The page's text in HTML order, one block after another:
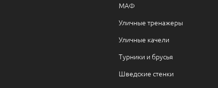
МАФ
Уличные тренажеры
Уличные качели
Турники и брусья
Шведские стенки